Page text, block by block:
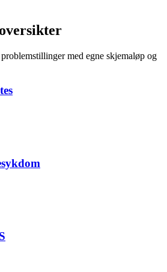
med egne skjemaløp og